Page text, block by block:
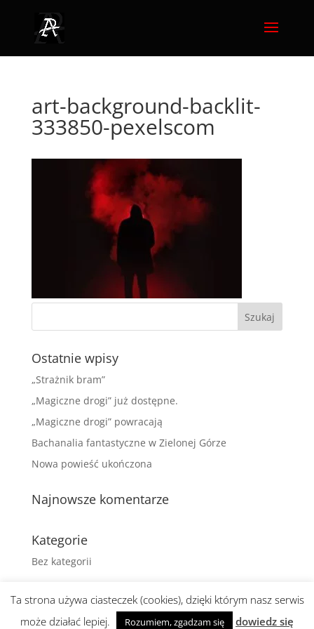
art-background-backlit-
333850-pexelscom
Ostatnie wpisy
„Strażnik bram”
„Magiczne drogi” już dostępne.
„Magiczne drogi” powracają
Bachanalia fantastyczne w Zielonej Górze
Nowa powieść ukończona
Najnowsze komentarze
Kategorie
Bez kategorii
Ta strona używa ciasteczek (cookies), dzięki którym nasz serwis
może działać lepiej.
Rozumiem, zgadzam się dowiedz się